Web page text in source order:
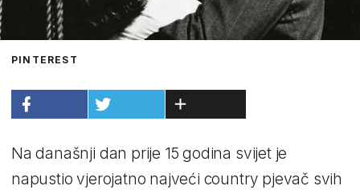
PINTEREST
Na današnji dan prije 15 godina svijet je
napustio vjerojatno najveći country pjevač svih